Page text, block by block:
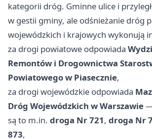
kategorii dróg. Gminne ulice i
w gestii gminy, ale odśnieżanie dróg
wojewódzkich i krajowych wykonują
za drogi powiatowe odpowiada
Remontów i Drogownictwa
Powiatowego w Piasecznie,
za drogi wojewódzkie odpowiada
Dróg Wojewódzkich w Warszawie
są to m.in. droga Nr 721, droga Nr
873,